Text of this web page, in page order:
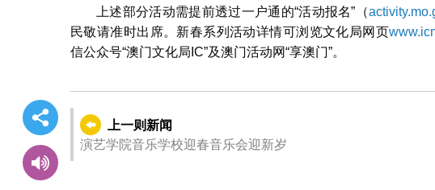
上述部分活动需提前透过一户通的“活动报名”（
民敬请准时出席。新春系列活动详情可浏览文化局网页
信公众号“澳门文化局IC”及澳门活动网“享澳门”。
上一则新闻
演艺学院音乐学校迎春音乐会迎新岁